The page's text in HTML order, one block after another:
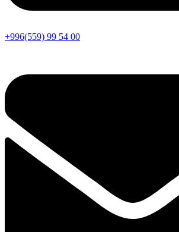
+996(559) 99 54 00